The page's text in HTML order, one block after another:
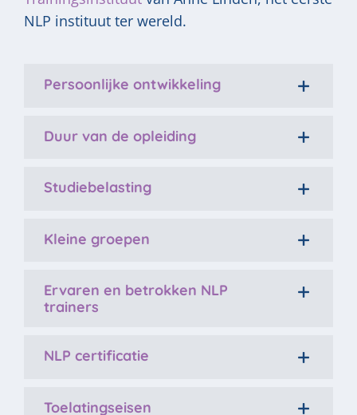
NLP instituut ter wereld.
Persoonlijke ontwikkeling
Duur van de opleiding
Studiebelasting
Kleine groepen
Ervaren en betrokken NLP
trainers
NLP certificatie
Toelatingseisen